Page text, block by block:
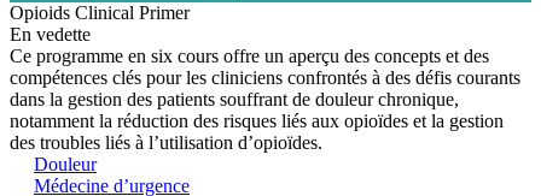
Opioids Clinical Primer
En vedette
Ce programme en six cours offre un aperçu des concepts et des
compétences clés pour les cliniciens confrontés à des défis courants
dans la gestion des patients souffrant de douleur chronique,
notamment la réduction des risques liés aux opioïdes et la gestion
des troubles liés à l’utilisation d’opioïdes.
Douleur
Médecine d’urgence